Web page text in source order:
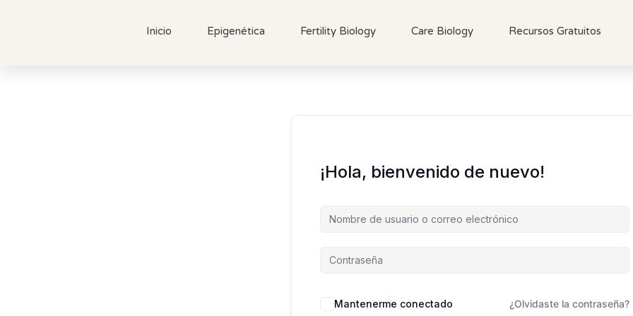
Inicio Epigenética Fertility Biology Care Biology Recursos Gratuitos
¡Hola, bienvenido de nuevo!
Mantenerme conectado ¿Olvidaste la contraseña?